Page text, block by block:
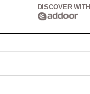
DISCOVER WITH